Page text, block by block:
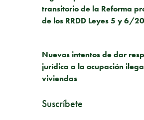
transitorio de la Reforma
de los RRDD Leyes 5 y 6/
Nuevos intentos de dar
jurídica a la ocupación
viviendas
Suscríbete